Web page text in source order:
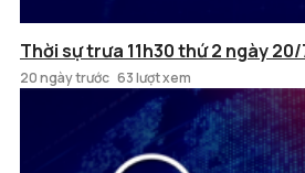
Thời sự trưa 11h30 thứ 2 ngày
20 ngày trước 63 lượt xem